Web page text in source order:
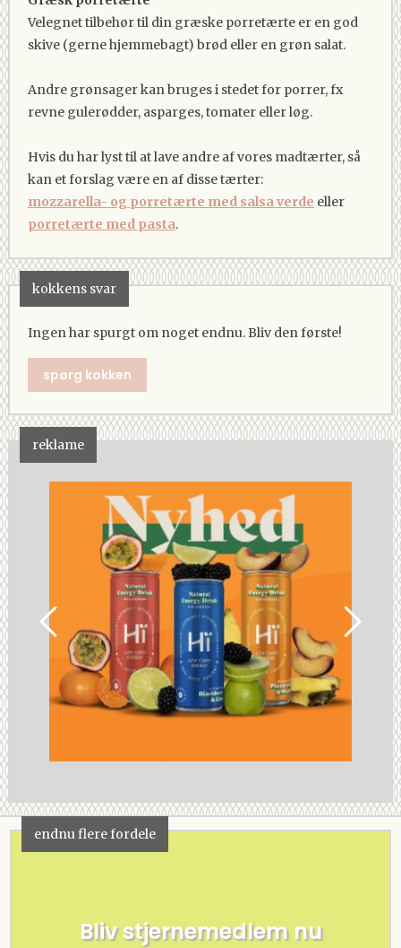
Velegnet tilbehør til din græske porretærte er en god
skive (gerne hjemmebagt) brød eller en grøn salat.
Andre grønsager kan bruges i stedet for porrer, fx
revne gulerødder, asparges, tomater eller løg.
Hvis du har lyst til at lave andre af vores madtærter, så
kan et forslag være en af disse tærter:
mozzarella- og porretærte med salsa verde eller
porretærte med pasta.
kokkens svar
Ingen har spurgt om noget endnu. Bliv den første!
spørg kokken
reklame
endnu flere fordele
Bliv stjernemedlem nu